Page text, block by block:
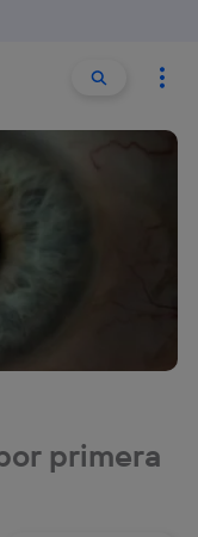
Buscar
primera